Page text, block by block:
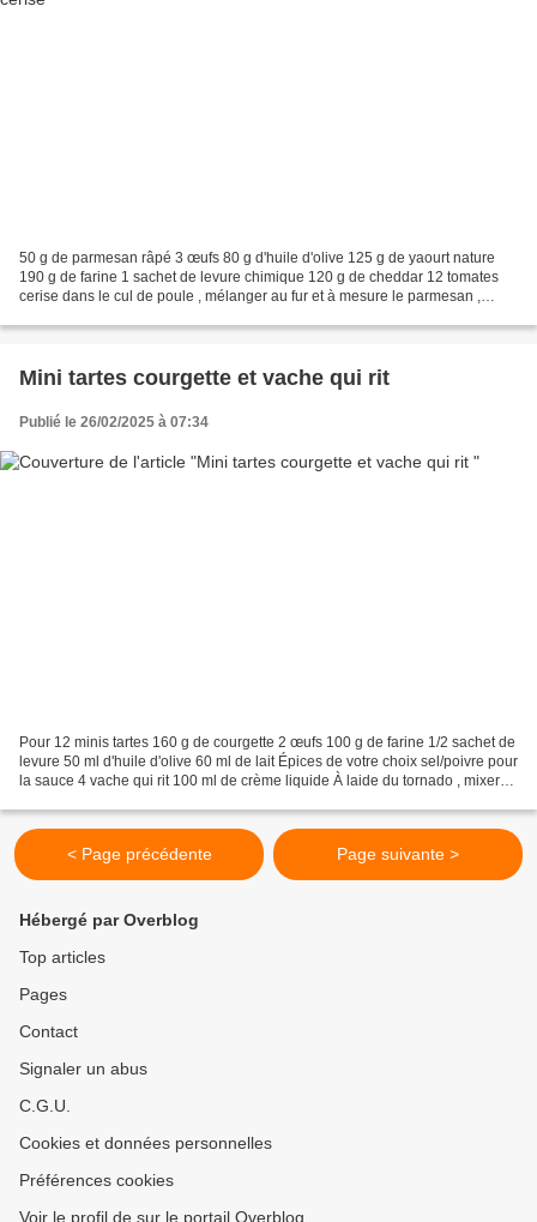
50 g de parmesan râpé 3 œufs 80 g d'huile d'olive 125 g de yaourt nature
190 g de farine 1 sachet de levure chimique 120 g de cheddar 12 tomates
cerise dans le cul de poule , mélanger au fur et à mesure le parmesan ,
Mini tartes courgette et vache qui rit
Publié le 26/02/2025 à 07:34
Pour 12 minis tartes 160 g de courgette 2 œufs 100 g de farine 1/2 sachet de
levure 50 ml d'huile d'olive 60 ml de lait Épices de votre choix sel/poivre pour
la sauce 4 vache qui rit 100 ml de crème liquide À laide du tornado , mixer
< Page précédente Page suivante >
Hébergé par Overblog
Top articles
Pages
Contact
Signaler un abus
C.G.U.
Cookies et données personnelles
Préférences cookies
Voir le profil de sur le portail Overblog